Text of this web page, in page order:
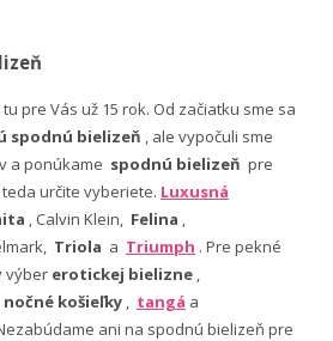
pre Vás už 15 rok. Od začiatku sme sa
spodnú bielizeň , ale vypočuli sme
a ponúkame spodnú bielizeň pre
určite vyberiete. Luxusná
, Calvin Klein, Felina ,
Triola a Triumph . Pre pekné
výber erotickej bielizne ,
nočné košieľky , tangá a
ani na spodnú bielizeň pre